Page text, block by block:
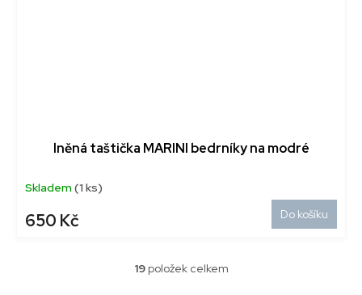
lněná taštička MARINI bedrníky na modré
Skladem(1 ks)
650 Kč Do košíku
O
19položek celkem